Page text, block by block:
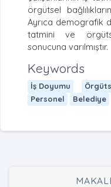
örgütsel
Ayrıca demografik
tatmini ve örgütsel
sonucuna varılmıştır.
Keywords
İş Doyumu
Personel
Belediye